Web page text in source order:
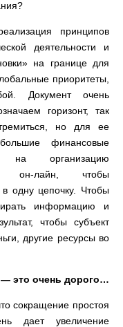
принципов
деятельности и
на границе для
приоритеты,
Документ очень
горизонт, так
но для ее
финансовые
организацию
он-лайн, чтобы
одну цепочку. Чтобы
информацию и
чтобы субъект
другие ресурсы во
это очень дорого…
сокращение простоя
дает увеличение